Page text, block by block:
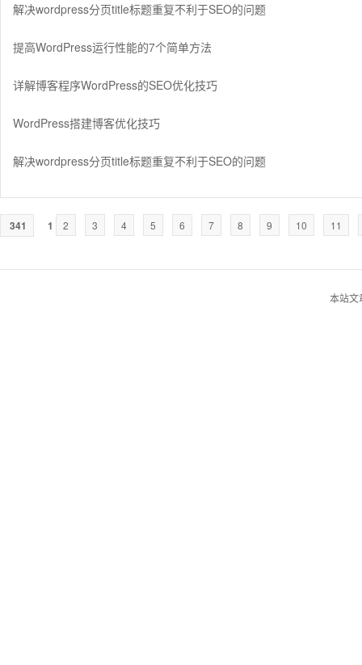
解决wordpress分页title标题重复不利于SEO的问题
提高WordPress运行性能的7个简单方法
详解博客程序WordPress的SEO优化技巧
WordPress搭建博客优化技巧
解决wordpress分页title标题重复不利于SEO的问题
341 1 2 3 4 5 6 7 8 9 10 11
本站文